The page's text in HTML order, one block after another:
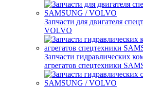
Запчасти для двигателя
VOLVO
Запчасти гидравлических
агрегатов спецтехники